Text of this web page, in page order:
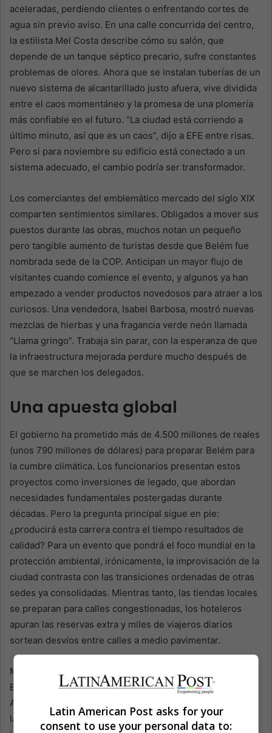
aceleradas, perdiendo clientes o enfrentando cortes de
agua sin previo aviso. En una calle concurrida del centro,
la estilista Mel Costa describe cómo su salón, que
depende de un tanque séptico precario, sufre constantes
problemas de olores. Ahora que se instalan tuberías de un
nuevo sistema de alcantarillado justo afuera, vive dividida
entre el caos momentáneo y la promesa de una plomería
más confiable en el futuro. “La ciudad está corriendo a
último minuto, así que es un caos”, dijo a EFE entre risas.
Pero si para noviembre su edificio está conectado a un
sistema adecuado, el cambio podría ser transformador.
Los comerciantes del emblemático mercado del siglo XIX
comparten sentimientos similares. Obligados a mover sus
puestos durante las obras, muchos notan un pequeño
pero tangible aumento de turistas desde que Belém fue
nombrada sede de la COP. Anticipan un mayor flujo de
visitantes cuando comience el evento, y algunos ya han
empezado a vender productos novedosos para atraer a los
curiosos. Una vendedora, Isabel Barbosa, mostró nuevas
mezclas de hierbas y una fragancia verde neón llamada
“Llama gringo”. Trabaja sin parar, con la esperanza de que
la infraestructura mejorada perdure mucho después de
que se marchen los delegados.
Una apuesta global
El gobierno ha prometido más de 4.500 millones de reales
(unos 790 millones de dólares) para preparar Belém para
la cumbre climática. Los funcionarios presentan estos
proyectos como inversiones de legado, que abordan
necesidades fundamentales postergadas durante
décadas. Pero la pregunta principal sigue en pie:
¿producirá esta carrera contra el tiempo resultados de
calidad? Para un evento que pondrá el foco mundial en la
protección ambiental, irónicamente, la improvisación de la
ciudad contrasta con las transiciones ordenadas de otras
sedes ya consolidadas. Mientras tanto, las tiendas locales
se preparan para calles congestionadas, los hoteleros
apuran las reservas extra y miles de viajeros diarios
sortean desvíos entre calles a medio pavimentar.
Muchos esperan que surja un desarrollo sostenible.
Belém, ubicada entre ríos y selvas, pretende colocar a la
Amazonía en el centro de las soluciones climáticas. Pero
la ciudad tiene problemas diarios: el saneamiento es
Latin American Post asks for your
consent to use your personal data to: